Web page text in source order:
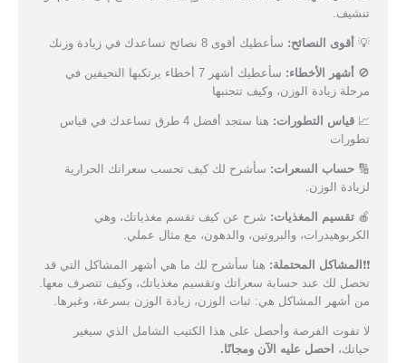
تنشيف.
💡 أقوى النصائح: سأعطيك أقوى 8 نصائح تساعدك في زيادة وزنك
🚫 أشهر الأخطاء:
سأعطيك أشهر 7 أخطاء يرتكبها النحيفين في
مرحلة زيادة الوزن، وكيف تتجنبها
📈 قياس التطورات:
هنا ستجد أفضل 4 طرق تساعدك في قياس
تطورات
🔢 حساب السعرات: سأشرح لك كيف تحسب سعراتك الحرارية
لزيادة الوزن.
🍎 تقسيم المغذيات: شرح عن كيف تقسم مغذياتك، وهي
الكربوهيدرات، والبروتين، والدهون، مع مثال عملي.
❗❗المشاكل المحتملة: هنا سأشرح لك ما هي أشهر المشاكل التي قد
تحصل لك عند حسابة سعراتك وتقسيم مغذياتك، وكيف تتصرف معها.
من أشهر المشاكل هي: ثبات الوزن، زيادة الوزن بسرعة، وغيرها.
لا تفوت الفرصة وأحصل على هذا الكتيب الشامل الذي سيغير
حياتك، احصل عليه الآن ومجانًا.